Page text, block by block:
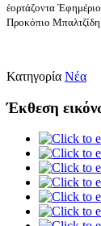
ἑορτάζοντα
Προκόπιο Μπαλτζίδη.
Κατηγορία Νέα
Έκθεση